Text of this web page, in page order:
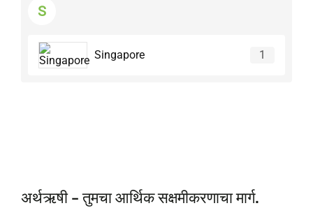
S
Singapore 1
अर्थऋषी - तुमचा आर्थिक सक्षमीकरणाचा मार्ग.